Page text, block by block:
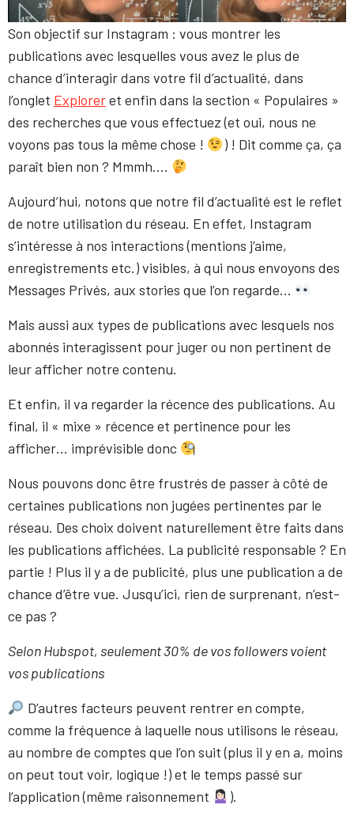
Son objectif sur Instagram : vous montrer les
publications avec lesquelles vous avez le plus de
chance d’interagir dans votre fil d’actualité, dans
l’onglet Exploreret enfin dans la section « Populaires »
des recherches que vous effectuez (et oui, nous ne
voyons pas tous la même chose !
) ! Dit comme ça, ça
paraît bien non ? Mmmh….
Aujourd’hui, notons que notre fil d’actualité est le reflet
de notre utilisation du réseau. En effet, Instagram
s’intéresse à nos interactions (mentions j’aime,
enregistrements etc.) visibles, à qui nous envoyons des
Messages Privés, aux stories que l’on regarde…
Mais aussi aux types de publications avec lesquels nos
abonnés interagissent pour juger ou non pertinent de
leur afficher notre contenu.
Et enfin, il va regarder la récence des publications. Au
final, il « mixe » récence et pertinence pour les
afficher… imprévisible donc
Nous pouvons donc être frustrés de passer à côté de
certaines publications non jugées pertinentes par le
réseau. Des choix doivent naturellement être faits dans
les publications affichées. La publicité responsable ? En
partie ! Plus il y a de publicité, plus une publication a de
chance d’être vue. Jusqu’ici, rien de surprenant, n’est-
ce pas ?
Selon Hubspot, seulement 30% de vos followers voient
vos publications
D’autres facteurs peuvent rentrer en compte,
comme la fréquence à laquelle nous utilisons le réseau,
au nombre de comptes que l’on suit (plus il y en a, moins
on peut tout voir, logique !) et le temps passé sur
l’application (même raisonnement
).